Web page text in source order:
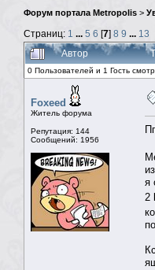
Форум портала Metropolis >
Страниц: 1 ... 5 6 [7] 8 9 ... 13
Автор
0 Пользователей и 1 Гость
Foxeed
Житель форума
Репутация: 144
Сообщений: 1956
я
2